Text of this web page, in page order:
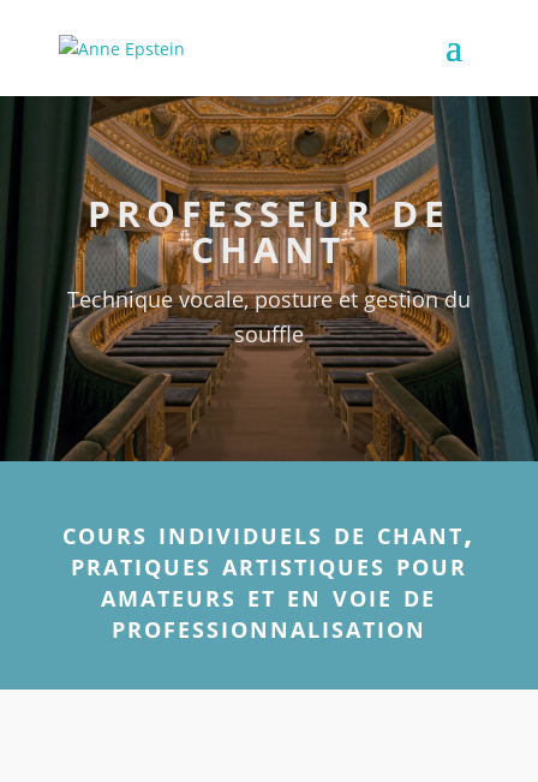
PROFESSEUR DE
CHANT
Technique vocale,posture et gestion du
souffle
cours individuels de chant,
pratiques artistiques pour
amateurs et en voie de
professionnalisation